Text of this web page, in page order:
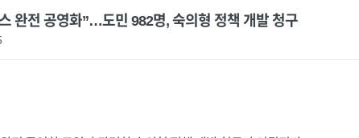
완전 공영화”…도민 982명, 숙의형 정책 개발 청구